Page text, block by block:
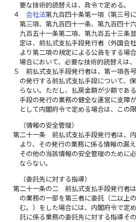
要な技術的読替えは、政令で定める。
４
会社法第九百四十条第一項（第三号
第三項、第九百四十一条、第九百四十
九百五十一条第二項、第九百五十三条
定は、前払式支払手段発行者（外国会
より第二項の規定による公告をする場
場合において、必要な技術的読替えは、
５
前払式支払手段発行者は、第一項各
の発行する前払式支払手段について、
らない。ただし、払戻金額が少額であ
手段の発行の業務の健全な運営に支障
として内閣府令で定める場合は、この限
（情報の安全管理）
第二十一条
前払式支払手段発行者は、
より、その発行の業務に係る情報の漏
その他の当該情報の安全管理のために
ならない。
（委託先に対する指導）
第二十一条の二
前払式支払手段発行者
の業務の一部を第三者に委託（二以上
む。）をした場合には、内閣府令で定
託に係る業務の委託先に対する指導そ